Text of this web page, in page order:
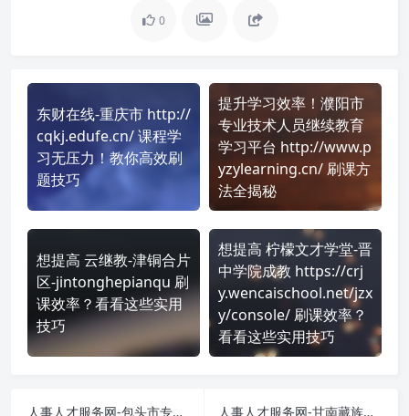
0
东财在线-重庆市 http://
cqkj.edufe.cn/ 课程学
习无压力！教你高效刷
题技巧
提升学习效率！濮阳市
专业技术人员继续教育
学习平台 http://www.p
yzylearning.cn/ 刷课方
法全揭秘
想提高 云继教-津铜合片
区-jintonghepianqu 刷
课效率？看看这些实用
技巧
想提高 柠檬文才学堂-晋
中学院成教 https://crj
y.wencaischool.net/jzx
y/console/ 刷课效率？
看看这些实用技巧
人事人才服务网-包头市专业技术人员继续教育在线学习网-bt.chinahrt.cn 课程学习无压力！教你高效刷题技巧 人事人才服务网-甘南藏族自治州专业技术人员继续教育-gn.chinahrt.cn 课程学习无压力！教你高效刷题技巧